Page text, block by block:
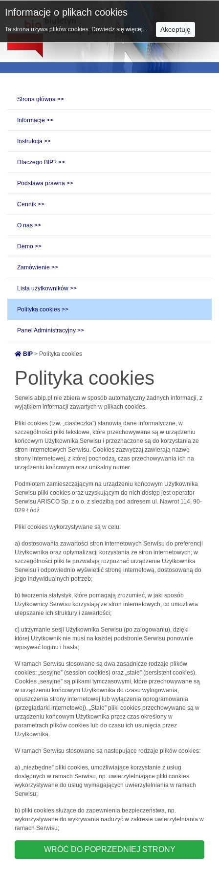
Strona główna >>
Informacje >>
Instrukcja >>
Dlaczego BIP? >>
Podstawa prawna >>
Cennik >>
O nas >>
Demo >>
Zamówienie >>
Lista użytkowników >>
Polityka cookies >>
Panel Administracyjny >>
BIP > Polityka cookies
Polityka cookies
Serwis abip.pl nie zbiera w sposób automatyczny żadnych informacji, z
wyjątkiem informacji zawartych w plikach cookies.
Pliki cookies (tzw. „ciasteczka”) stanowią dane informatyczne, w
szczególności pliki tekstowe, które przechowywane są w urządzeniu
końcowym Użytkownika Serwisu i przeznaczone są do korzystania ze
stron internetowych Serwisu. Cookies zazwyczaj zawierają nazwę
strony internetowej, z której pochodzą, czas przechowywania ich na
urządzeniu końcowym oraz unikalny numer.
Podmiotem zamieszczającym na urządzeniu końcowym Użytkownika
Serwisu pliki cookies oraz uzyskującym do nich dostęp jest operator
Serwisu ARISCO Sp. z o.o. z siedzibą pod adresem ul. Nawrot 114, 90-
029 Łódź
Pliki cookies wykorzystywane są w celu:
a) dostosowania zawartości stron internetowych Serwisu do preferencji
Użytkownika oraz optymalizacji korzystania ze stron internetowych; w
szczególności pliki te pozwalają rozpoznać urządzenie Użytkownika
Serwisu i odpowiednio wyświetlić stronę internetową, dostosowaną do
jego indywidualnych potrzeb;
b) tworzenia statystyk, które pomagają zrozumieć, w jaki sposób
Użytkownicy Serwisu korzystają ze stron internetowych, co umożliwia
ulepszanie ich struktury i zawartości;
c) utrzymanie sesji Użytkownika Serwisu (po zalogowaniu), dzięki
której Użytkownik nie musi na każdej podstronie Serwisu ponownie
wpisywać loginu i hasła;
W ramach Serwisu stosowane są dwa zasadnicze rodzaje plików
cookies: „sesyjne” (session cookies) oraz „stałe” (persistent cookies).
Cookies „sesyjne” są plikami tymczasowymi, które przechowywane są
w urządzeniu końcowym Użytkownika do czasu wylogowania,
opuszczenia strony internetowej lub wyłączenia oprogramowania
(przeglądarki internetowej). „Stałe” pliki cookies przechowywane są w
urządzeniu końcowym Użytkownika przez czas określony w
parametrach plików cookies lub do czasu ich usunięcia przez
Użytkownika.
W ramach Serwisu stosowane są następujące rodzaje plików cookies:
a) „niezbędne” pliki cookies, umożliwiające korzystanie z usług
dostępnych w ramach Serwisu, np. uwierzytelniające pliki cookies
wykorzystywane do usług wymagających uwierzytelniania w ramach
Serwisu;
b) pliki cookies służące do zapewnienia bezpieczeństwa, np.
wykorzystywane do wykrywania nadużyć w zakresie uwierzytelniania w
ramach Serwisu;
WRÓĆ DO POPRZEDNIEJ STRONY
Informacje o plikach cookies
Ta strona używa plików cookies. Dowiedz się więcej... Akceptuję